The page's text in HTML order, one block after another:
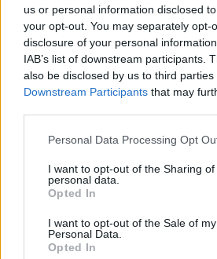
us or personal information disclosed
your opt-out. You may separately opt-
disclosure of your personal
IAB’s list of downstream participants.
also be disclosed by us to third parties
Downstream Participants that may
Personal Data Processing Opt
I want to opt-out of the Sharing of
personal data.
Opted In
I want to opt-out of the Sale of my
Personal Data.
Opted In